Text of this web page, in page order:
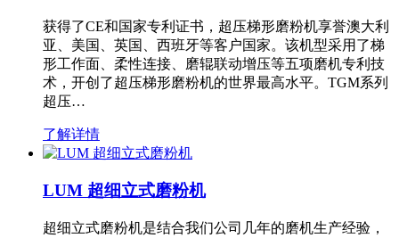
获得了CE和国家专利证书，超压梯形磨粉机享誉澳大利
亚、美国、英国、西班牙等客户国家。该机型采用了梯
形工作面、柔性连接、磨辊联动增压等五项磨机专利技
术，开创了超压梯形磨粉机的世界最高水平。TGM系列
超压…
了解详情
LUM 超细立式磨粉机
超细立式磨粉机是结合我们公司几年的磨机生产经验，